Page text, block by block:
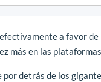
a favor
más en las
detrás de los